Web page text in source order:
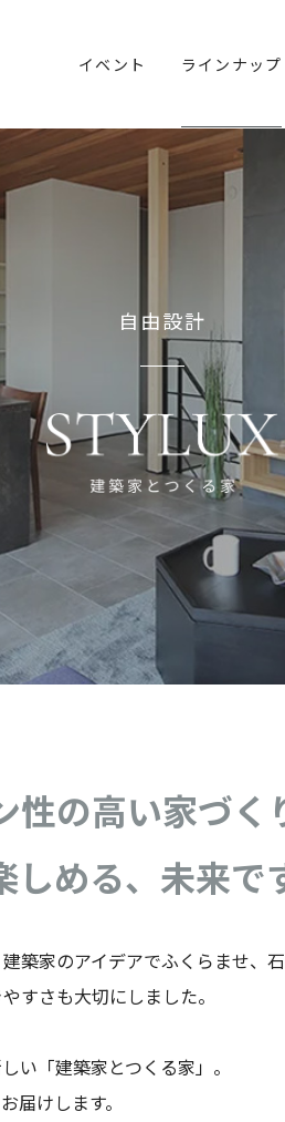
イベント ラインナップ
自由設計
の高い家づく
める、未来で
築家のアイデアでふくらませ、
すさも大切にしました。
い「建築家とつくる家」。
届けします。